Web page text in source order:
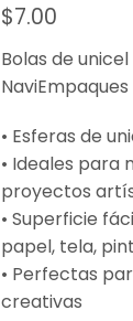
$7.00
Bolas de
NaviEmpaques
• Esferas de
• Ideales para
proyectos
• Superficie
papel, tela,
• Perfectas
creativas